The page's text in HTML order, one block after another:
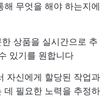
해 무엇을 해야 하는지에
상품을 실시간으로 추
있기를 원합니다
자신에게 할당된 작업과
데 필요한 노력을 추정하